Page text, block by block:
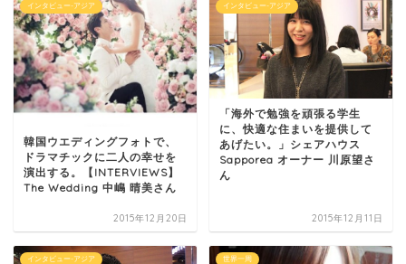
インタビュー-アジア
韓国ウエディングフォトで、
ドラマチックに二人の幸せを
演出する。【INTERVIEWS】
The Wedding 中嶋 晴美さん
2015年12月20日
インタビュー-アジア
「海外で勉強を頑張る学生
に、快適な住まいを提供して
あげたい。」シェアハウス
Sapporea オーナー 川原望さ
ん
2015年12月11日
インタビュー-アジア 世界一周